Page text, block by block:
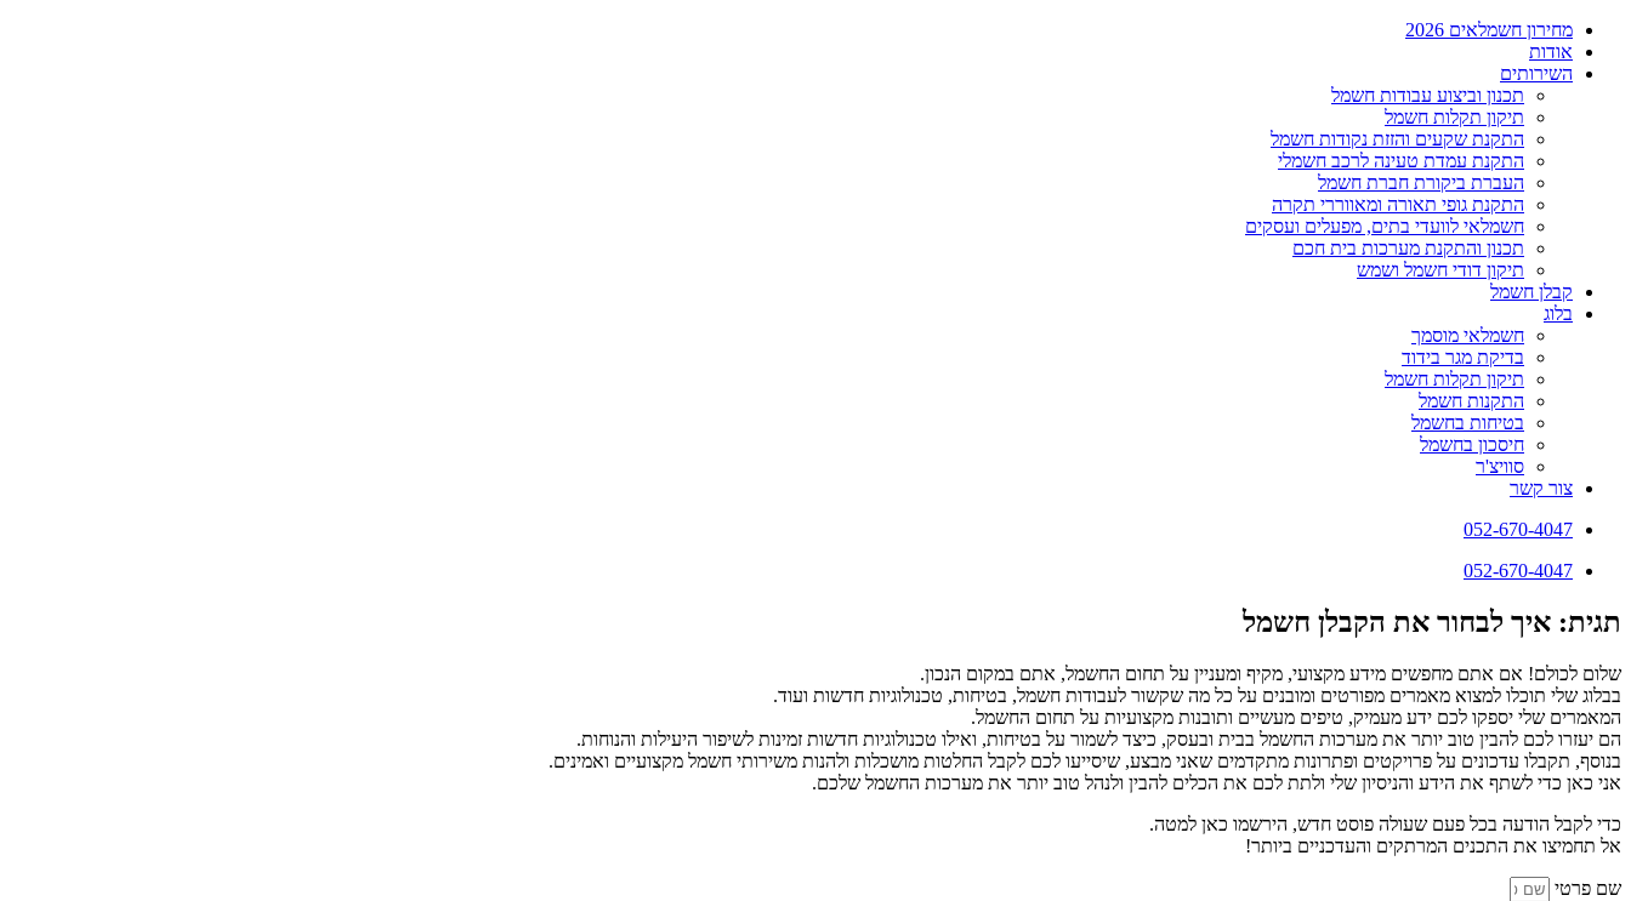
מחירון חשמלאים 2026
אודות
השירותים
תכנון וביצוע עבודות חשמל
תיקון תקלות חשמל
התקנת שקעים והזזת נקודות חשמל
התקנת עמדת טעינה לרכב חשמלי
העברת ביקורת חברת חשמל
התקנת גופי תאורה ומאווררי תקרה
חשמלאי לוועדי בתים, מפעלים ועסקים
תכנון והתקנת מערכות בית חכם
תיקון דודי חשמל ושמש
קבלן חשמל
בלוג
חשמלאי מוסמך
בדיקת מגר בידוד
תיקון תקלות חשמל
התקנות חשמל
בטיחות בחשמל
חיסכון בחשמל
סוויצ'ר
צור קשר
052-670-4047
052-670-4047
תגית: איך לבחור את הקבלן חשמל
שלום לכולם! אם אתם מחפשים מידע מקצועי, מקיף ומעניין על תחום החשמל, אתם במקום הנכון.
בבלוג שלי תוכלו למצוא מאמרים מפורטים ומובנים על כל מה שקשור לעבודות חשמל, בטיחות, טכנולוגיות חדשות ועוד.
המאמרים שלי יספקו לכם ידע מעמיק, טיפים מעשיים ותובנות מקצועיות על תחום החשמל.
הם יעזרו לכם להבין טוב יותר את מערכות החשמל בבית ובעסק, כיצד לשמור על בטיחות, ואילו טכנולוגיות חדשות זמינות לשיפור היעילות והנוחות.
בנוסף, תקבלו עדכונים על פרויקטים ופתרונות מתקדמים שאני מבצע, שיסייעו לכם לקבל החלטות מושכלות ולהנות משירותי חשמל מקצועיים ואמינים.
אני כאן כדי לשתף את הידע והניסיון שלי ולתת לכם את הכלים להבין ולנהל טוב יותר את מערכות החשמל שלכם.
כדי לקבל הודעה בכל פעם שעולה פוסט חדש, הירשמו כאן למטה.
אל תחמיצו את התכנים המרתקים והעדכניים ביותר!
שם פרטי